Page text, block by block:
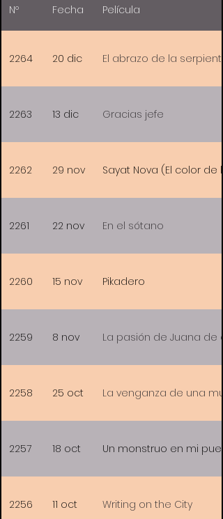
Nº Fecha Película
2264 20 dic El abrazo de la serpiente
2263 13 dic Gracias jefe
2262 29 nov Sayat Nova (El color de
2261 22 nov En el sótano
2260 15 nov Pikadero
2259 8 nov La pasión de Juana de
2258 25 oct La venganza de una
2257 18 oct Un monstruo en mi
2256 11 oct Writing on the City